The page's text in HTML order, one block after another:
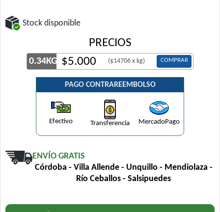
Stock disponible
PRECIOS
0.34KG $5.000 ($14706 x kg) COMPRAR
PAGO CONTRAREEMBOLSO
Efectivo Transferencia MercadoPago
ENVÍO GRATIS
Córdoba - Villa Allende - Unquillo - Mendiolaza -
Río Ceballos - Salsipuedes